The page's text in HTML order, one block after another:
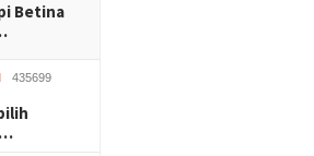
Betina
435699
…